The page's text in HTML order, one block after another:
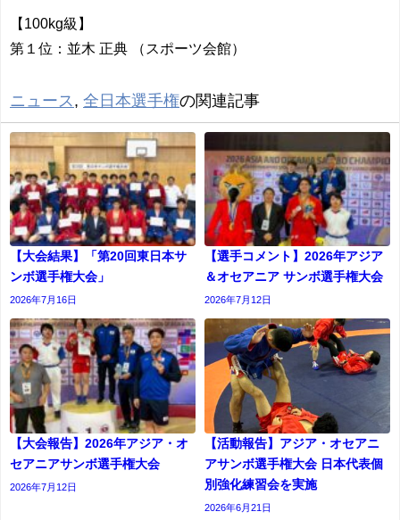
【100kg級】
第１位：並木 正典 （スポーツ会館）
ニュース , 全日本選手権の関連記事
【大会結果】「第20回東日本サ
ンボ選手権大会」
2026年7月16日
【選手コメント】2026年アジア
＆オセアニア サンボ選手権大会
2026年7月12日
【大会報告】2026年アジア・オ
セアニアサンボ選手権大会
2026年7月12日
【活動報告】アジア・オセアニ
アサンボ選手権大会 日本代表個
別強化練習会を実施
2026年6月21日